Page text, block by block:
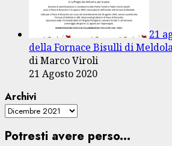
21
della Fornace Bisulli di
di Marco Viroli
21 Agosto 2020
Archivi
Potresti avere perso...